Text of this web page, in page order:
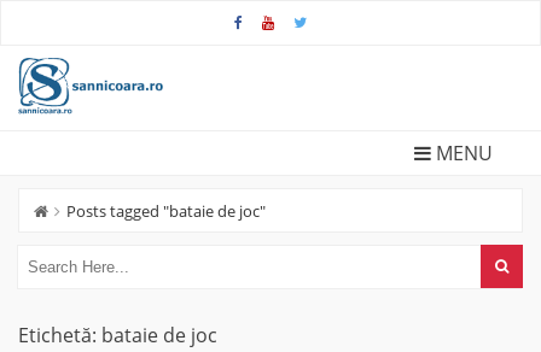
MENU
Posts tagged "bataie de joc"
Etichetă: bataie de joc